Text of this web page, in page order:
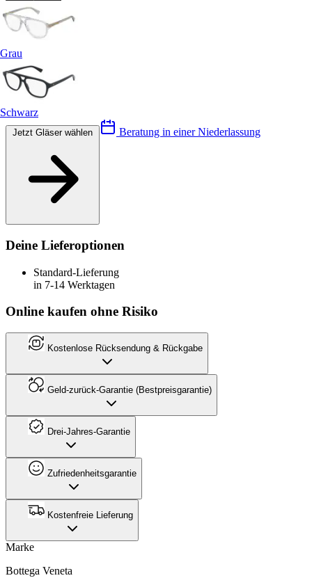
Grau
Schwarz
Beratung in einer Niederlassung
Deine Lieferoptionen
Standard-Lieferung
in 7-14 Werktagen
Online kaufen ohne Risiko
Kostenlose Rücksendung & Rückgabe
Geld-zurück-Garantie (Bestpreisgarantie)
Drei-Jahres-Garantie
Zufriedenheitsgarantie
Kostenfreie Lieferung
Marke
Bottega Veneta